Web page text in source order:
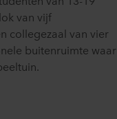
van vijf
collegezaal van vier
buitenruimte waar